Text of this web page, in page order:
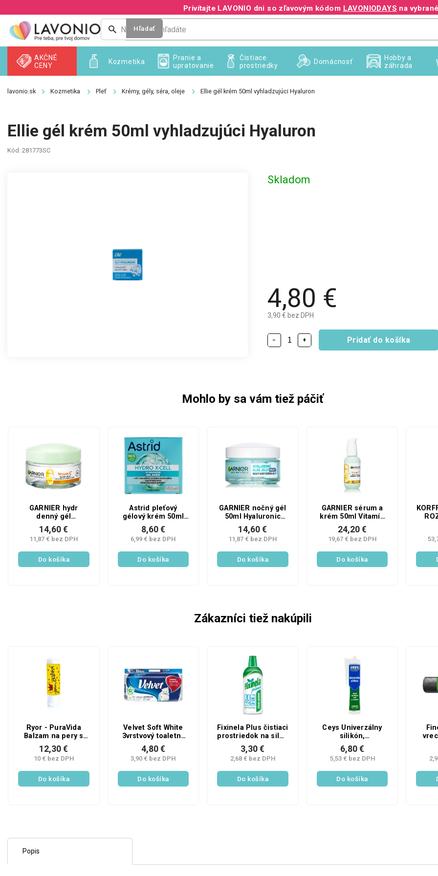
na
obsah
Privítajte LAVONIO dni so zľavovým kódom LAVONIODAYS na
+421 940 995 209
Hľadať
Kozmetika
AKČNÉ
CENY
Pranie a
upratovanie
Čistiace
prostriedky
Domácnosť
Hobby a
záhrada
Kozmetika Pleť Krémy, gély, séra, oleje Ellie gél krém 50ml vyhladzujúci Hyaluron
Ellie gél krém 50ml vyhladzujúci Hyaluron
Kód: 281773SC
4,80 €
3,90 € bez DPH
Skladom
+
− Pridať do košíka
Mohlo by sa vám tiež páčiť
GARNIER hydr
denný gél
starostlivosti 50ml
vit C
11,87 € bez DPH
14,60 €
Do košíka
Astrid pleťový
gélový krém 50ml
HYDRO X-CELL
6,99 € bez DPH
8,60 €
Do košíka
GARNIER nočný gél
50ml Hyaluronic
Aloe
11,87 € bez DPH
14,60 €
Do košíka
GARNIER sérum a
krém 50ml Vitamín
C
19,67 € bez DPH
24,20 €
Do košíka
Zákazníci tiež nakúpili
Ryor - PuraVida
Balzam na pery s
ryžovým olejom a
japonskou čerešňou
BOŽSKÁ - 4,5 g
10 € bez DPH
12,30 €
Do košíka
Velvet Soft White
3vrstvový toaletný
papier, 8 roliek, 18,3
m rolka
3,90 € bez DPH
4,80 €
Do košíka
Fixinela Plus čistiaci
prostriedok na silne
znečistené plochy,
500 ml
2,68 € bez DPH
3,30 €
Do košíka
Ceys Univerzálny
silikón,
transparentný, 280
ml
5,53 € bez DPH
6,80 €
Do košíka
55 ×
Popis